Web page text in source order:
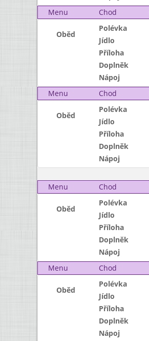
Menu
Chod
Oběd
Polévka
Jídlo
Příloha
Doplněk
Nápoj
Menu
Chod
Oběd
Polévka
Jídlo
Příloha
Doplněk
Nápoj
Menu
Chod
Oběd
Polévka
Jídlo
Příloha
Doplněk
Nápoj
Menu
Chod
Oběd
Polévka
Jídlo
Příloha
Doplněk
Nápoj